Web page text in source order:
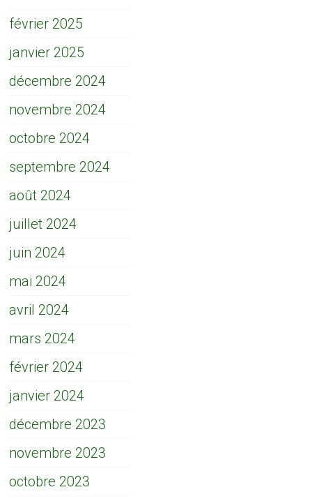
février 2025
janvier 2025
décembre 2024
novembre 2024
octobre 2024
septembre 2024
août 2024
juillet 2024
juin 2024
mai 2024
avril 2024
mars 2024
février 2024
janvier 2024
décembre 2023
novembre 2023
octobre 2023